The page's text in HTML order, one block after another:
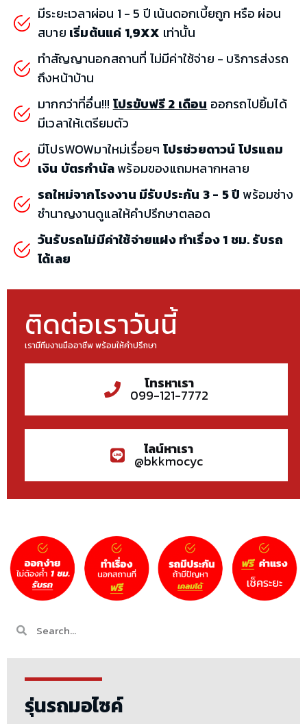
มีระยะเวลาผ่อน 1 - 5 ปี เน้นดอกเบี้ยถูก หรือ ผ่อน
สบาย เริ่มต้นแค่ 1,9XX เท่านั้น
ทำสัญญานอกสถานที่ ไม่มีค่าใช้จ่าย - บริการส่งรถ
ถึงหน้าบ้าน
มากกว่าที่อื่น!!! โปรขับฟรี 2 เดือน ออกรถไปยิ้มได้
มีเวลาให้เตรียมตัว
มีโปรWOWมาใหม่เรื่อยๆ โปรช่วยดาวน์ โปรแถม
เงิน บัตรกำนัลพร้อมของแถมหลากหลาย
รถใหม่จากโรงงาน มีรับประกัน 3 - 5 ปี พร้อมช่าง
ชำนาญงานดูแลให้คำปรึกษาตลอด
วันรับรถไม่มีค่าใช้จ่ายแฝง ทำเรื่อง 1 ชม. รับรถ
ได้เลย
ติดต่อเราวันนี้
เรามีทีมงานมืออาชีพ พร้อมให้คำปรึกษา
โทรหาเรา
099-121-7772
ไลน์หาเรา
@bkkmocyc
รุ่นรถมอไซค์